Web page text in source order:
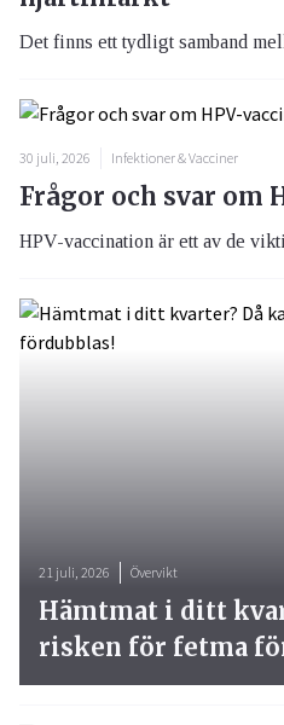
30 juli, 2026 Infektioner & Vacciner
Frågor och svar om
21 juli, 2026 Övervikt
Hämtmat i ditt
risken för fetma